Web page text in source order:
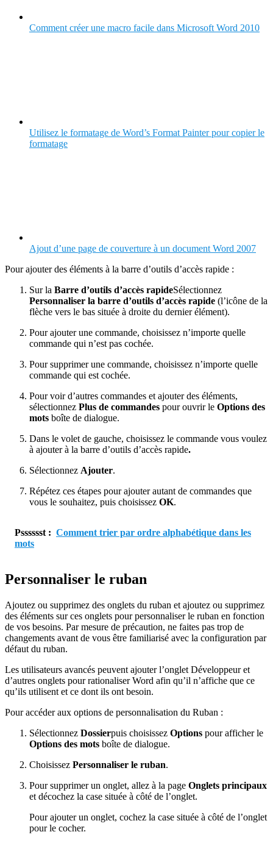
Comment créer une macro facile dans Microsoft Word 2010
Utilisez le formatage de Word’s Format Painter pour copier le
formatage
Ajout d’une page de couverture à un document Word 2007
Pour ajouter des éléments à la barre d’outils d’accès rapide :
Sur la Barre d’outils d’accès rapideSélectionnez
Personnaliser la barre d’outils d’accès rapide (l’icône de la
flèche vers le bas située à droite du dernier élément).
Pour ajouter une commande, choisissez n’importe quelle
commande qui n’est pas cochée.
Pour supprimer une commande, choisissez n’importe quelle
commande qui est cochée.
Pour voir d’autres commandes et ajouter des éléments,
sélectionnez Plus de commandes pour ouvrir le Options des
mots boîte de dialogue.
Dans le volet de gauche, choisissez le commande vous voulez
à ajouter à la barre d’outils d’accès rapide.
Sélectionnez Ajouter.
Répétez ces étapes pour ajouter autant de commandes que
vous le souhaitez, puis choisissez OK.
Psssssst : Comment trier par ordre alphabétique dans les
mots
Personnaliser le ruban
Ajoutez ou supprimez des onglets du ruban et ajoutez ou supprimez
des éléments sur ces onglets pour personnaliser le ruban en fonction
de vos besoins. Par mesure de précaution, ne faites pas trop de
changements avant de vous être familiarisé avec la configuration par
défaut du ruban.
Les utilisateurs avancés peuvent ajouter l’onglet Développeur et
d’autres onglets pour rationaliser Word afin qu’il n’affiche que ce
qu’ils utilisent et ce dont ils ont besoin.
Pour accéder aux options de personnalisation du Ruban :
Sélectionnez Dossierpuis choisissez Options pour afficher le
Options des mots boîte de dialogue.
Choisissez Personnaliser le ruban.
Pour supprimer un onglet, allez à la page Onglets principaux
et décochez la case située à côté de l’onglet.
Pour ajouter un onglet, cochez la case située à côté de l’onglet
pour le cocher.